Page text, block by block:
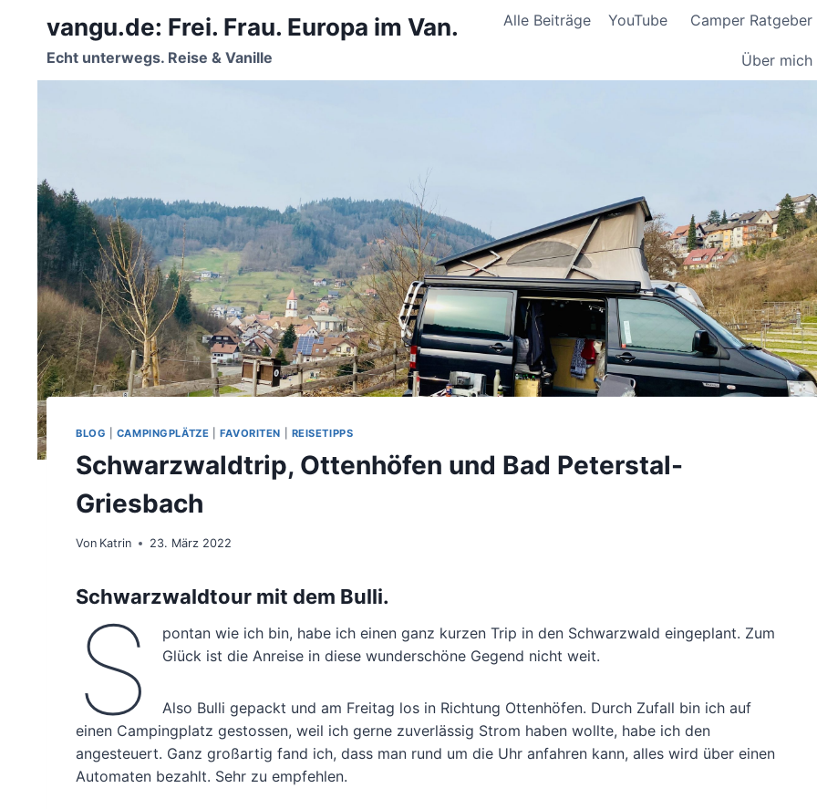
springen
vangu.de: Frei. Frau. Europa im Van.
Echt unterwegs. Reise & Vanille
Alle Beiträge YouTube Camper Ratgeber
Über mich
BLOG CAMPINGPLÄTZE FAVORITEN REISETIPPS
Schwarzwaldtrip, Ottenhöfen und Bad Peterstal-
Griesbach
Von Katrin 23. März 2022
Schwarzwaldtour mit dem Bulli.
S
pontan wie ich bin, habe ich einen ganz kurzen Trip in den Schwarzwald eingeplant. Zum
Glück ist die Anreise in diese wunderschöne Gegend nicht weit.
Also Bulli gepackt und am Freitag los in Richtung Ottenhöfen. Durch Zufall bin ich auf
einen Campingplatz gestossen, weil ich gerne zuverlässig Strom haben wollte, habe ich den
angesteuert. Ganz großartig fand ich, dass man rund um die Uhr anfahren kann, alles wird über einen
Automaten bezahlt. Sehr zu empfehlen.